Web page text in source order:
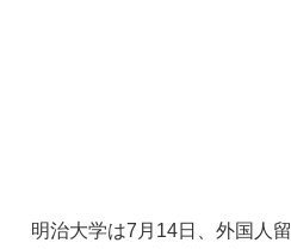
明治大学は7月14日、外国人留